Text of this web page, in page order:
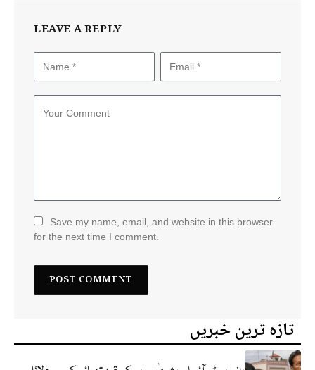
LEAVE A REPLY
Save my name, email, and website in this browser
for the next time I comment.
تازہ ترین خبریں